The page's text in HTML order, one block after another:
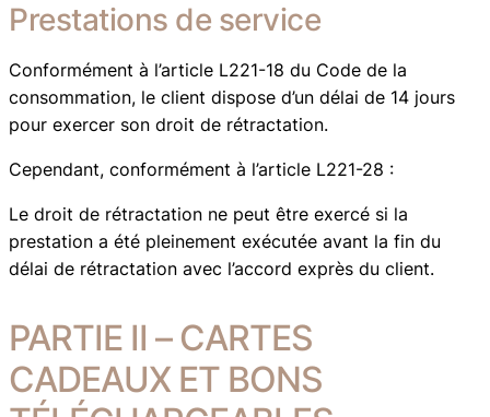
Prestations de service
Conformément à l’article L221-18 du Code de la
consommation, le client dispose d’un délai de 14 jours
pour exercer son droit de rétractation.
Cependant, conformément à l’article L221-28 :
Le droit de rétractation ne peut être exercé si la
prestation a été pleinement exécutée avant la fin du
délai de rétractation avec l’accord exprès du client.
PARTIE II – CARTES
CADEAUX ET BONS